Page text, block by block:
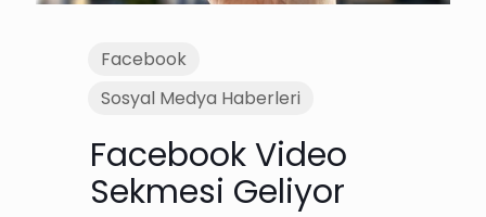
Facebook
Sosyal Medya Haberleri
Facebook Video
Sekmesi Geliyor